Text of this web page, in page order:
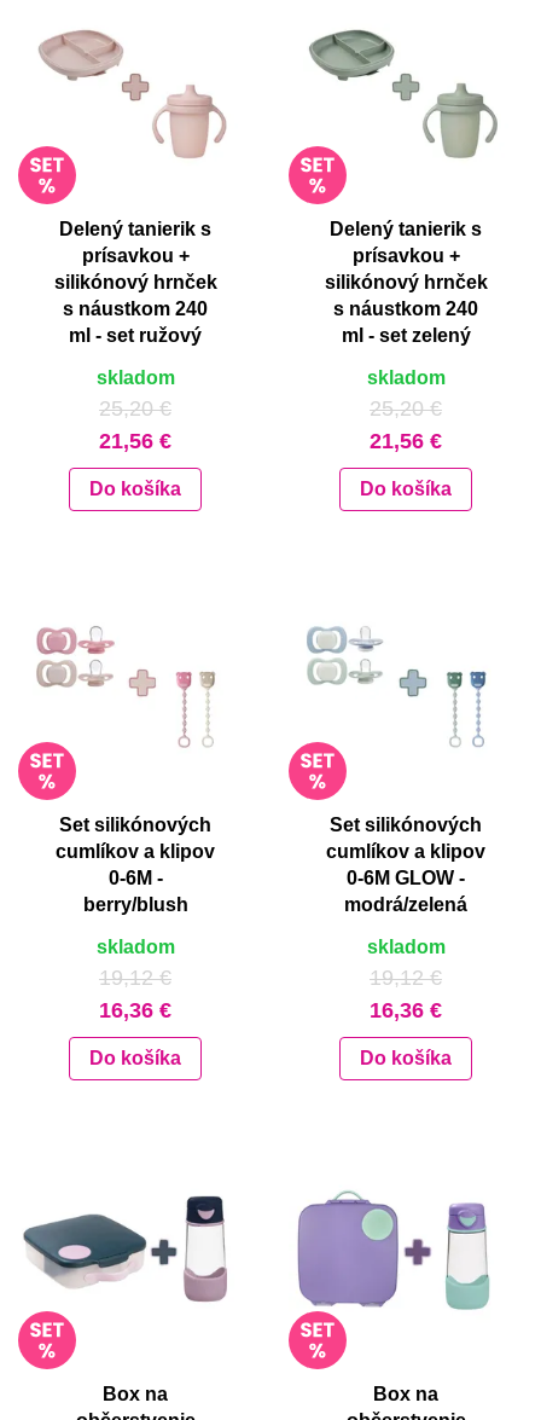
Delený tanierik s
prísavkou +
silikónový hrnček
s náustkom 240
ml - set ružový
skladom
25,20 €
21,56 €
Do košíka
Delený tanierik s
prísavkou +
silikónový hrnček
s náustkom 240
ml - set zelený
skladom
25,20 €
21,56 €
Do košíka
Set silikónových
cumlíkov a klipov
0-6M -
berry/blush
skladom
19,12 €
16,36 €
Do košíka
Set silikónových
cumlíkov a klipov
0-6M GLOW -
modrá/zelená
skladom
19,12 €
16,36 €
Do košíka
Box na
Box na